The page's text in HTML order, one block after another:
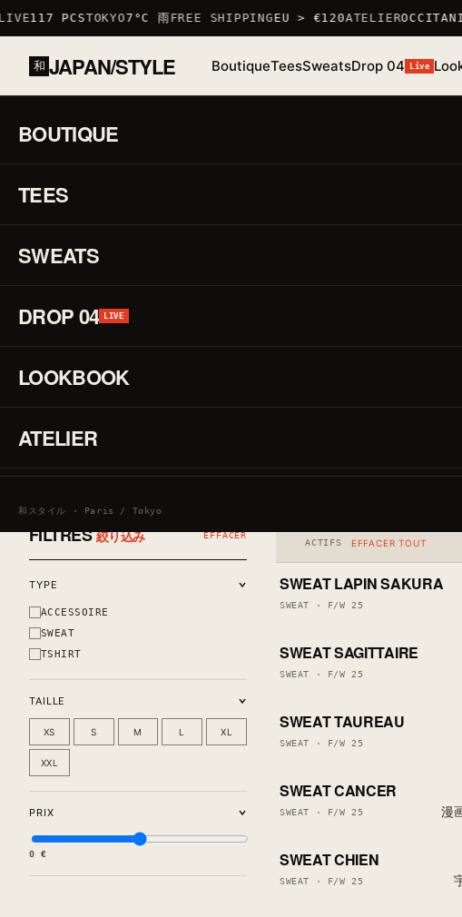
117 PCSTOKYO7°C 雨FREE SHIPPINGEU > €120ATELIER
和 JAPAN/STYLE BoutiqueTeesSweatsDrop 04 Live
BOUTIQUE
TEES
SWEATS
DROP 04 LIVE
LOOKBOOK
ATELIER
和スタイル · Paris / Tokyo
ACCUEIL /BOUTIQUE
SIGNE
TOUT45 ACCESSOIRE SWEAT TSHIRT SIGNE DU ZODIAQUE
FILTRES絞り込み EFFACER
TYPE
ACCESSOIRE
SWEAT
TSHIRT
TAILLE
XS S M L XL
XXL
PRIX
0 €
ACTIFS EFFACER TOUT
LAST PIECES
1 LEFT
SWEAT LAPIN SAKURA
SWEAT · F/W 25
LAST PIECES
SWEAT SAGITTAIRE
SWEAT · F/W 25
LAST PIECES
SWEAT TAUREAU
SWEAT · F/W 25
LAST PIECES
SWEAT CANCER
SWEAT · F/W 25 漫
LAST PIECES
SWEAT CHIEN
SWEAT · F/W 25